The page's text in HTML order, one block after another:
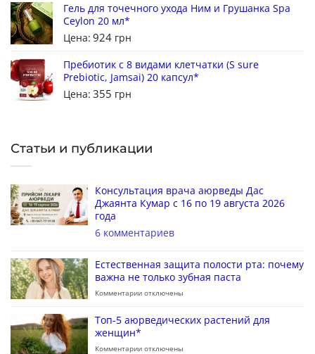
Гель для точечного ухода Ним и Грушанка Spa
Ceylon 20 мл*
Цена: 924 грн
Пребиотик с 8 видами клетчатки (S sure
Prebiotic, Jamsai) 20 капсул*
Цена: 355 грн
Статьи и публикации
Консультация врача аюрведы Дас
Джаянта Кумар с 16 по 19 августа 2026
года
6 комментариев
Естественная защита полости рта: почему
важна не только зубная паста
Комментарии отключены
Топ-5 аюрведических растений для
женщин*
Комментарии отключены